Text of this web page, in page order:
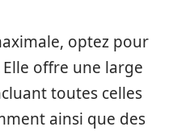
optez pour
offre une large
toutes celles
ainsi que des